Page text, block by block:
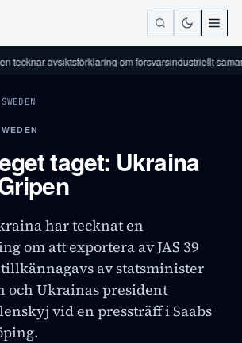
avsiktsförklaring om försvarsindustriellt samarbete/
SWEDEN
taget: Ukraina
har tecknat en
om att exportera av JAS 39
av statsminister
och Ukrainas president
vid en pressträff i Saabs